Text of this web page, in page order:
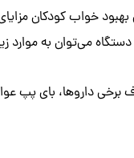
بهبود خواب کودکان
می‌توان به موارد
داروها، بای پپ